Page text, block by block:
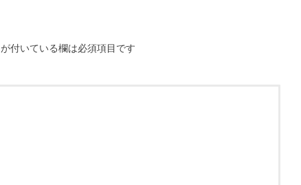
が付いている欄は必須項目です